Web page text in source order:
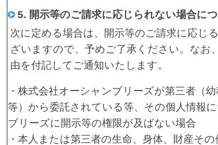
5. 開示等のご請求に応じられない場合に
次に定める場合は、開示等のご請求に応じ
ざいますので、予めご了承ください。なお
由を付記してご通知いたします。
・株式会社オーシャンブリーズが第三者（
等）から委託されている等、その個人情報
ブリーズに開示等の権限が及ばない場合
・本人または第三者の生命、身体、財産そ